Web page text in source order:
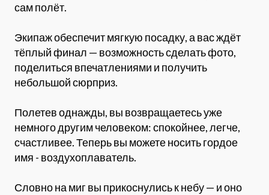
сам полёт.
Экипаж обеспечит мягкую посадку, а вас ждёт
тёплый финал — возможность сделать фото,
поделиться впечатлениями и получить
небольшой сюрприз.
Полетев однажды, вы возвращаетесь уже
немного другим человеком: спокойнее, легче,
счастливее. Теперь вы можете носить гордое
имя - воздухоплаватель.
Словно на миг вы прикоснулись к небу — и оно